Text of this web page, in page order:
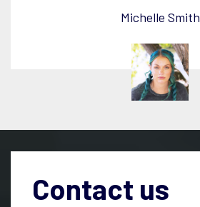
Michelle Smith
Contact us